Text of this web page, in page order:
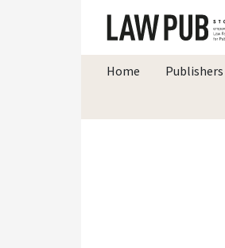
Home Publishers